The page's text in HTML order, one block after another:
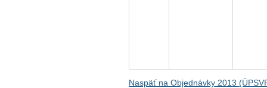
Naspäť na Objednávky 2013